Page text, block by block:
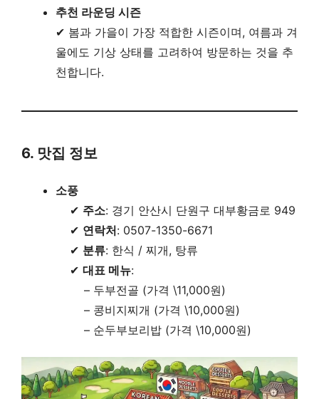
추천 라운딩 시즌
✔ 봄과 가을이 가장 적합한 시즌이며, 여름과 겨
울에도 기상 상태를 고려하여 방문하는 것을 추
천합니다.
6. 맛집 정보
소풍
✔ 주소: 경기 안산시 단원구 대부황금로 949
✔ 연락처: 0507-1350-6671
✔ 분류: 한식 / 찌개, 탕류
✔ 대표 메뉴:
– 두부전골 (가격 \11,000원)
– 콩비지찌개 (가격 \10,000원)
– 순두부보리밥 (가격 \10,000원)